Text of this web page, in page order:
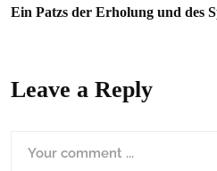
Ein Patzs der Erholung und des
Leave a Reply